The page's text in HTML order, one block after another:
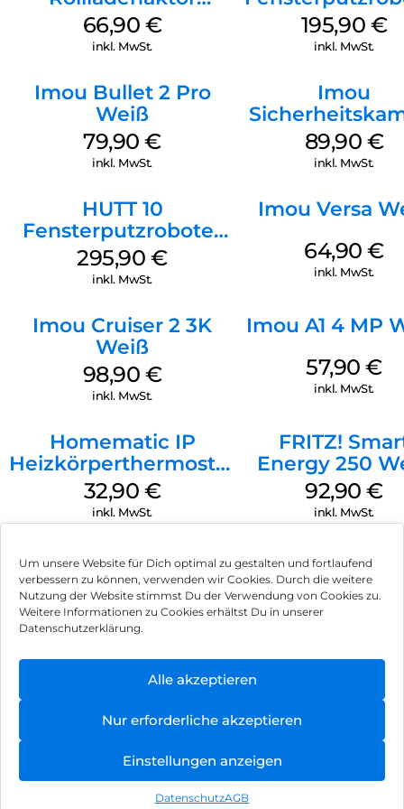
Um unsere Website für Dich optimal zu gestalten und fortlaufend
verbessern zu können, verwenden wir Cookies. Durch die weitere
Nutzung der Website stimmst Du der Verwendung von Cookies zu.
Weitere Informationen zu Cookies erhältst Du in unserer
Datenschutzerklärung.
Alle akzeptieren
Nur erforderliche akzeptieren
Einstellungen anzeigen
DatenschutzAGB
Reinigungshilfe beherrscht mehrere Sprachszenarien, damit
du spielend leicht reinigen kannst.
Unterputz Weiß
66,90 €
inkl. MwSt.
Weiß
195,90 €
inkl. MwSt.
Imou Bullet 2 Pro
Weiß
79,90€
inkl. MwSt.
Imou
Draußen
F42EAP
89,90 €
inkl. MwSt.
HUTT 10
Fensterputzroboter
Weiß
295,90€
inkl. MwSt.
Imou Versa
64,90€
inkl. MwSt.
Imou Cruiser 2 3K
Weiß
98,90 €
inkl. MwSt.
Imou A1 4 MP
57,90€
inkl. MwSt.
Homematic IP
Heizkörperthermostat
Basic Weiß
32,90 €
inkl. MwSt.
FRITZ!
Energy 250
92,90€
inkl. MwSt.
Impressum
Hinweis zur Batterieentsorgung
Newsletter
, Brodos AG – All Rights Reserved.